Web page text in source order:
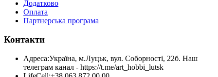
Додатково
Оплата
Партнерська програма
Контакти
Адреса:Україна, м.Луцьк, вул. Соборності, 22б. Наш
телеграм канал - https://t.me/art_hobbi_lutsk